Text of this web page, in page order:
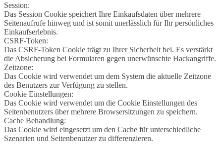
Session:
Das Session Cookie speichert Ihre Einkaufsdaten über mehrere
Seitenaufrufe hinweg und ist somit unerlässlich für Ihr persönliches
Einkaufserlebnis.
CSRF-Token:
Das CSRF-Token Cookie trägt zu Ihrer Sicherheit bei. Es verstärkt
die Absicherung bei Formularen gegen unerwünschte Hackangriffe.
Zeitzone:
Das Cookie wird verwendet um dem System die aktuelle Zeitzone
des Benutzers zur Verfügung zu stellen.
Cookie Einstellungen:
Das Cookie wird verwendet um die Cookie Einstellungen des
Seitenbenutzers über mehrere Browsersitzungen zu speichern.
Cache Behandlung:
Das Cookie wird eingesetzt um den Cache für unterschiedliche
Szenarien und Seitenbenutzer zu differenzieren.